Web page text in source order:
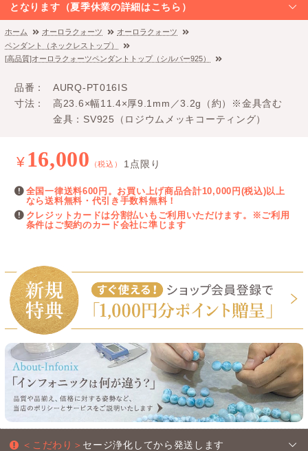
となります（夏季休業の詳細はこちら）
ホーム オーロラクォーツ
オーロラクォーツ
ペンダント（ネックレストップ）
[高品質]オーロラクォーツペンダントトップ（シルバー925）
品番
AURQ-PT016IS
寸法
高23.6×幅11.4×厚9.1mm／3.2g（約）※金具含む
金具：SV925（ロジウムメッキコーティング）
¥ 16,000 （税込） 1点限り
全国一律送料600円。お買い上げ商品合計10,000円(税込)以上
なら送料無料・代引き手数料無料！
クレジットカードは分割払いもご利用いただけます。※ご利用
条件はご契約のカード会社に準じます
＜こだわり＞ セージ浄化してから発送します